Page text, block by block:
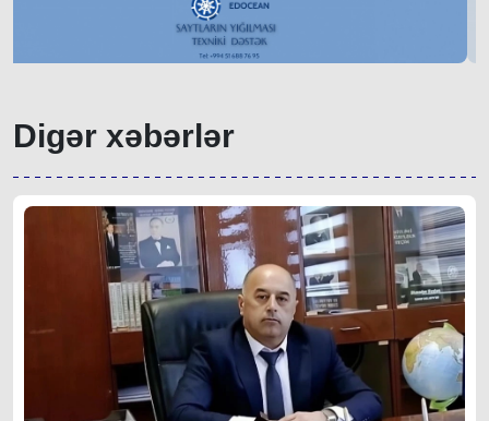
Digər xəbərlər